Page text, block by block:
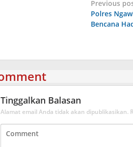
pos
Previous
Polres
Bencana
Tinggalkan Balasan
Alamat email Anda tidak akan dipublikasikan.